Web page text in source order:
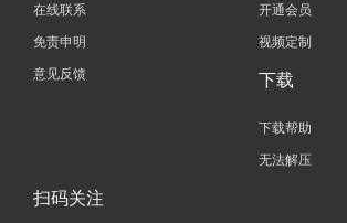
在线联系
免责申明
意见反馈
开通会员
视频定制
下载
下载帮助
无法解压
扫码关注